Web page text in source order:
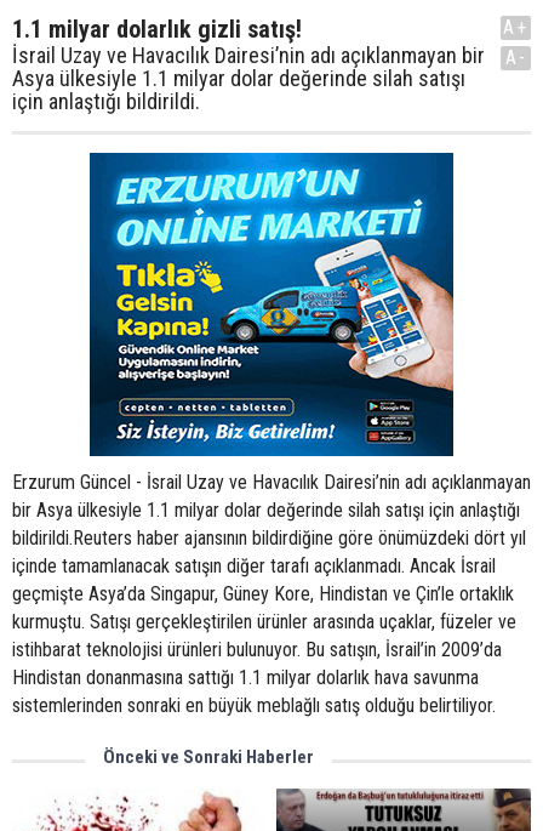
1.1 milyar dolarlık gizli satış!
İsrail Uzay ve Havacılık Dairesi’nin adı açıklanmayan bir
Asya ülkesiyle 1.1 milyar dolar değerinde silah satışı
için anlaştığı bildirildi.
A+
A-
Erzurum Güncel - İsrail Uzay ve Havacılık Dairesi’nin adı açıklanmayan
bir Asya ülkesiyle 1.1 milyar dolar değerinde silah satışı için anlaştığı
bildirildi.Reuters haber ajansının bildirdiğine göre önümüzdeki dört yıl
içinde tamamlanacak satışın diğer tarafı açıklanmadı. Ancak İsrail
geçmişte Asya’da Singapur, Güney Kore, Hindistan ve Çin’le ortaklık
kurmuştu. Satışı gerçekleştirilen ürünler arasında uçaklar, füzeler ve
istihbarat teknolojisi ürünleri bulunuyor. Bu satışın, İsrail’in 2009’da
Hindistan donanmasına sattığı 1.1 milyar dolarlık hava savunma
sistemlerinden sonraki en büyük meblağlı satış olduğu belirtiliyor.
Önceki ve Sonraki Haberler